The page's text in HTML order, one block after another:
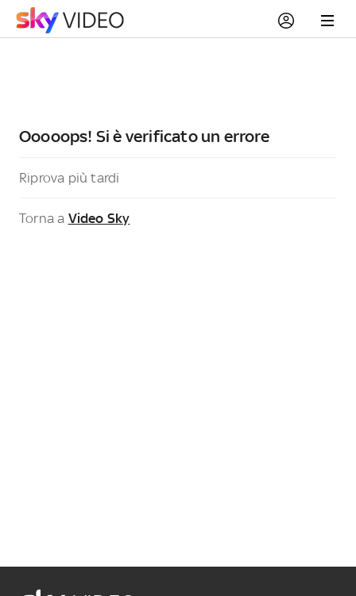
Ooooops! Si è verificato un errore
Riprova più tardi
Torna a Video Sky